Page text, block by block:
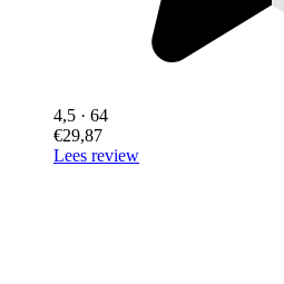
4,5 · 64
€29,87
Lees review